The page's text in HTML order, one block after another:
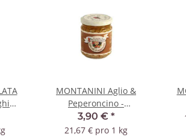
MONTANINI Aglio &
Peperoncino -
Knoblauch & Chili
3,90 € *
21,67 € pro 1 kg